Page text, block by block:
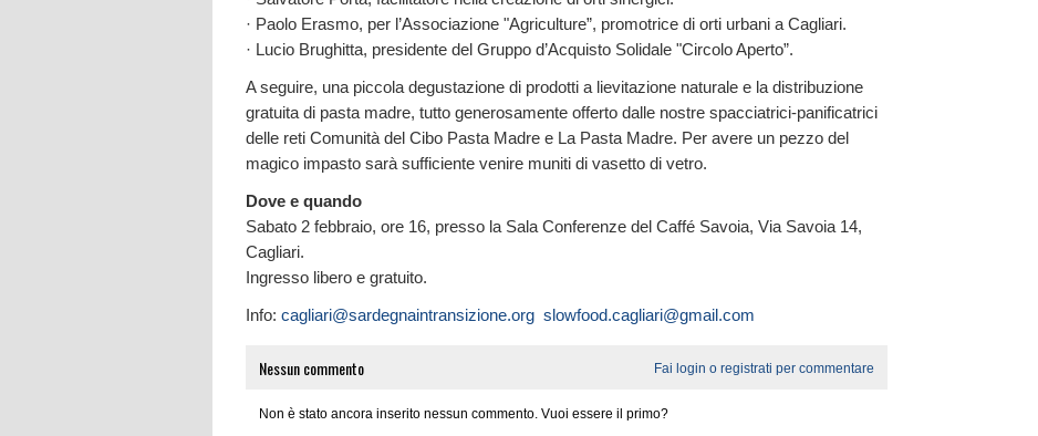
· Paolo Erasmo, per l’Associazione "Agriculture”, promotrice di orti urbani a Cagliari.
· Lucio Brughitta, presidente del Gruppo d’Acquisto Solidale "Circolo Aperto”.
A seguire, una piccola degustazione di prodotti a lievitazione naturale e la distribuzione
gratuita di pasta madre, tutto generosamente offerto dalle nostre spacciatrici-panificatrici
delle reti Comunità del Cibo Pasta Madre e La Pasta Madre. Per avere un pezzo del
magico impasto sarà sufficiente venire muniti di vasetto di vetro.
Dove e quando
Sabato 2 febbraio, ore 16, presso la Sala Conferenze del Caffé Savoia, Via Savoia 14,
Cagliari.
Ingresso libero e gratuito.
Info: cagliari@sardegnaintransizione.org slowfood.cagliari@gmail.com
Nessun commento Fai login o registrati per commentare
Non è stato ancora inserito nessun commento. Vuoi essere il primo?